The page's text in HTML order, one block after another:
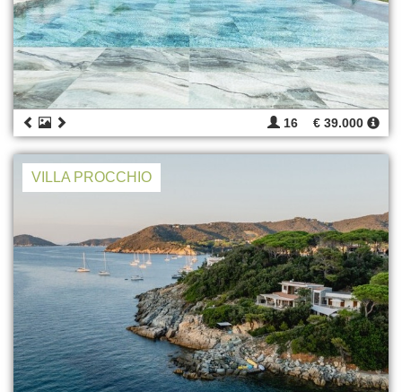
16 € 39.000
VILLA PROCCHIO